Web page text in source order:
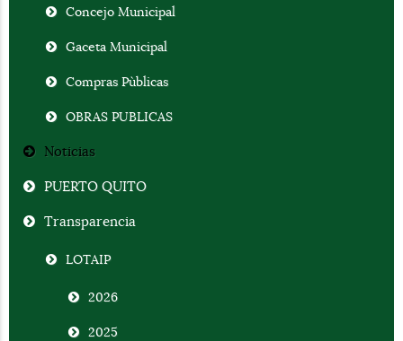
Concejo Municipal
Gaceta Municipal
Compras Pùblicas
OBRAS PUBLICAS
Noticias
PUERTO QUITO
Transparencia
LOTAIP
2026
2025